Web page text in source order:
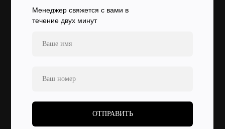
ОТПРАВИТЬ
Менеджер свяжется с вами в
течение двух минут